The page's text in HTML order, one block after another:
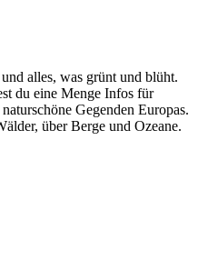
alles, was grünt und blüht.
du eine Menge Infos für
Gegenden Europas.
über Berge und Ozeane.